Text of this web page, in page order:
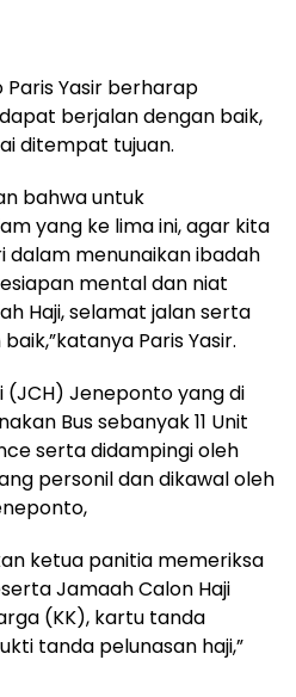
Yasir berharap
berjalan dengan baik,
ditempat tujuan.
bahwa untuk
yang ke lima ini, agar kita
dalam menunaikan ibadah
mental dan niat
Haji, selamat jalan serta
Paris Yasir.
(JCH) Jeneponto yang di
Bus sebanyak 11 Unit
serta didampingi oleh
personil dan dikawal oleh
ketua panitia memeriksa
Jamaah Calon Haji
(KK), kartu tanda
tanda pelunasan haji,”